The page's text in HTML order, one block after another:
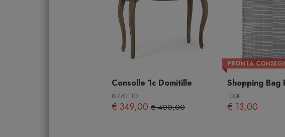
Consolle 1c Domitille
BIZZOTTO
€ 349,00 € 400,00
PRONTA
Shopping Bag
LOQI
€ 13,00